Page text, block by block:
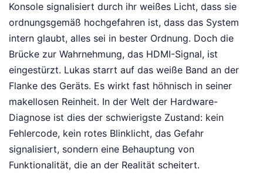
Konsole signalisiert durch ihr weißes Licht, dass sie
ordnungsgemäß hochgefahren ist, dass das System
intern glaubt, alles sei in bester Ordnung. Doch die
Brücke zur Wahrnehmung, das HDMI-Signal, ist
eingestürzt. Lukas starrt auf das weiße Band an der
Flanke des Geräts. Es wirkt fast höhnisch in seiner
makellosen Reinheit. In der Welt der Hardware-
Diagnose ist dies der schwierigste Zustand: kein
Fehlercode, kein rotes Blinklicht, das Gefahr
signalisiert, sondern eine Behauptung von
Funktionalität, die an der Realität scheitert.